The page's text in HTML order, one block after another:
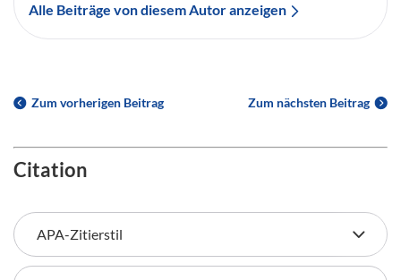
Alle Beiträge von diesem Autor anzeigen
Zum vorherigen Beitrag Zum nächsten Beitrag
Citation